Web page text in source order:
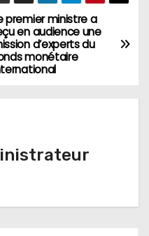
premier ministre a
en audience une
d’experts du
monétaire